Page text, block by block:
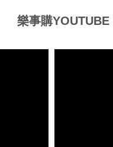
樂事購YOUTUBE